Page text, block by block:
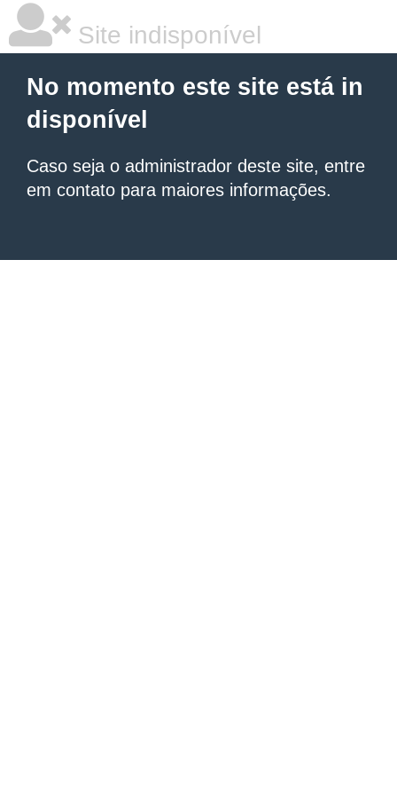
Site indisponível
No momento este site está in
disponível
Caso seja o administrador deste site, entre
em contato para maiores informações.